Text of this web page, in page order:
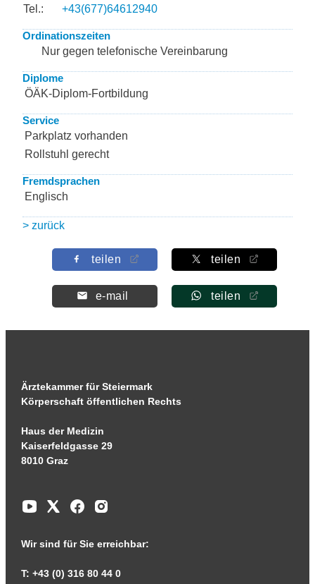
Tel.:
+43(677)64612940
Ordinationszeiten
Nur gegen telefonische Vereinbarung
Diplome
ÖÄK-Diplom-Fortbildung
Service
Parkplatz vorhanden
Rollstuhl gerecht
Fremdsprachen
Englisch
> zurück
teilen teilen
e-mail teilen
Ärztekammer für Steiermark
Körperschaft öffentlichen Rechts
Haus der Medizin
Kaiserfeldgasse 29
8010 Graz
Wir sind für Sie erreichbar:
T: +43 (0) 316 80 44 0